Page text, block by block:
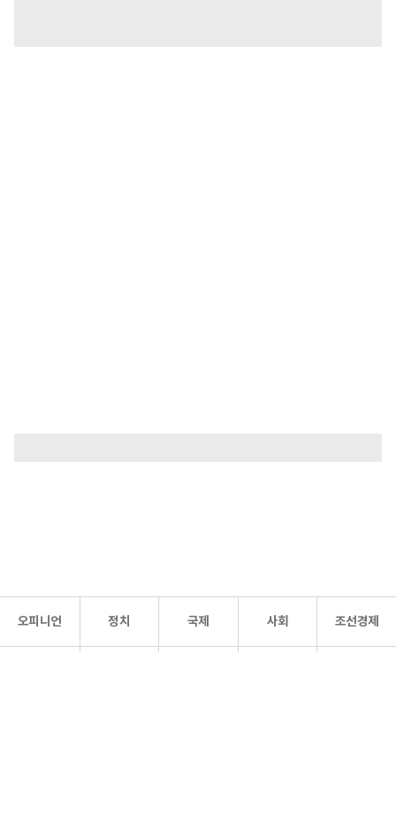
오피니언 정치 국제 사회 조선경제